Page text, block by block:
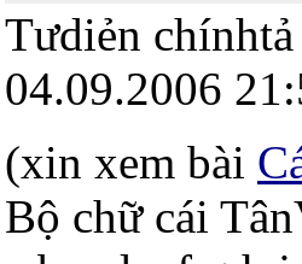
Tưdiẻn
04.09.2006
(xin xem bài
Bộ chữ cái